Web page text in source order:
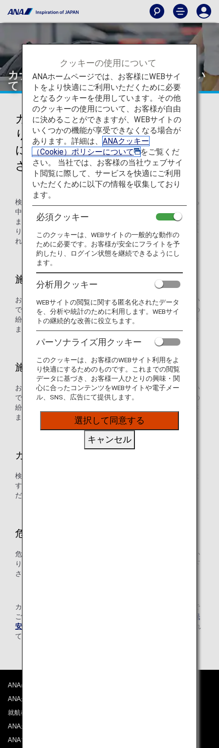
カナダ出入国時の手荷物の取扱いについ
て
カナダ運輸保安局（CATSA）よ
り、爆弾テロ等への警戒強化を機
に新しい手荷物検査体制の通知が
されています
検査結果、不審物反応等が認められる場合、当局係員による
中身の検査が行われることがございます。
また施錠されている手荷物は、状況によっては当局判断によ
り手荷物所有者、航空会社への告知なしに鍵を壊して検査さ
れる場合もございますのでご留意ください。
施錠して手荷物をお預けになる場合
お預けになる手荷物の中には、貴重品、高価品等は含まない
でください。紛失等の可能性もございます。なお、内容物の
紛失については、原則としてANAでは免責とさせていただき
ますので予めご了承ください。
施錠せずに手荷物をお預けになる場合
お預けになる手荷物の中には、貴重品、高価品等は含まない
でください。紛失等の可能性もございます。なお、内容物の
紛失については、原則としてANAでは免責とさせていただき
ますので予めご了承ください。
カメラフィルムについて
検査機器により未現像のフィルムが感光するなど影響が出ま
すので、お預けする手荷物ではなく機内持ち込みでお運びく
ださい。
危険品のお取り扱いについて
危険品につきましては法令により機内への持ち込み、お預か
りはできません。詳細につきましては弊社係員までお尋ね下
さい。
カナダ当局要請による安全確保の検査となっておりますので
ご理解ご協力の程お願い申し上げます。なお、
カナダ運輸保
安局のホームページ（英語）
には詳しい内容が紹介され
ております。
ANAについて
ANAからのお知らせ
就航都市
ANAがお約束する体験
ANAマイレージクラブ
クッキーの使用について
ANAホームページでは、お客様にWEBサイ
トをより快適にご利用いただくために必要
となるクッキーを使用しています。その他
のクッキーの使用について、お客様が自由
に決めることができますが、WEBサイトの
いくつかの機能が享受できなくなる場合が
あります。詳細は、 ANAクッキー
（Cookie）ポリシーについて
をご覧くだ
さい。 当社では、お客様の当社ウェブサイ
ト閲覧に際して、サービスを快適にご利用
いただくために以下の情報を収集しており
ます。
必須クッキー
このクッキーは、WEBサイトの一般的な動作の
ために必要です。お客様が安全にフライトを予
約したり、ログイン状態を継続できるようにし
ます。
分析用クッキー
WEBサイトの閲覧に関する匿名化されたデータ
を、分析や統計のために利用します。WEBサイ
トの継続的な改善に役立ちます。
パーソナライズ用クッキー
このクッキーは、お客様のWEBサイト利用をよ
り快適にするためのものです。これまでの閲覧
データに基づき、お客様一人ひとりの興味・関
心に合ったコンテンツをWEBサイトや電子メー
ル、SNS、広告にて提供します。
選択して同意する
キャンセル